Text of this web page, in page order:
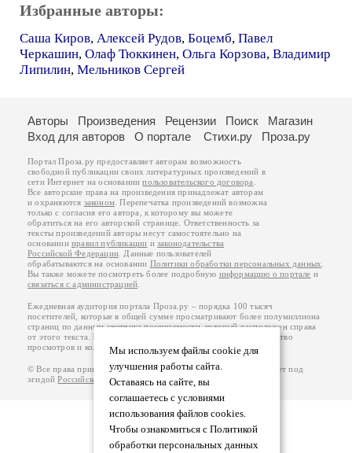
Избранные авторы:
Саша Киров, Алексей Рудов, Боцемб, Павел
Черкашин, Олаф Тюккинен, Ольга Корзова, Владимир
Липилин, Мельников Сергей
Мы используем файлы cookie для
улучшения работы сайта.
Оставаясь на сайте, вы
соглашаетесь с условиями
использования файлов cookies.
Чтобы ознакомиться с Политикой
обработки персональных данных
Авторы Произведения Рецензии Поиск
Магазин
Вход для авторов
О портале Стихи.ру Проза.ру
Портал Проза.ру предоставляет авторам возможность
свободной публикации своих литературных произведений в
сети Интернет на основаниипользовательского договора
Все авторские права на произведения принадлежат авторам
и охраняются законом . Перепечатка произведений возможна
только с согласия его автора, к которому вы можете
обратиться на его авторской странице. Ответственность за
тексты произведений авторы несут самостоятельно на
основанииправил публикации изаконодательства
Российской Федерации . Данные пользователей
обрабатываются на основании Политики обработки персональных данных
Вы также можете посмотреть более подробную информацию о портале и
связаться с администрацией
Ежедневная аудитория портала Проза.ру – порядка 100 тысяч
посетителей, которые в общей сумме просматривают более полумиллиона
страниц по данным счетчика посещаемости, который расположен справа
от этого текста. В каждой графе указано по две цифры: количество
просмотров и количество посетителей.
© Все права принадлежат авторам, 2000-2026. Портал работает под
эгидойРоссийского союза писателей.18+